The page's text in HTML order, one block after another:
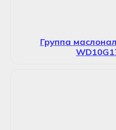
Группа